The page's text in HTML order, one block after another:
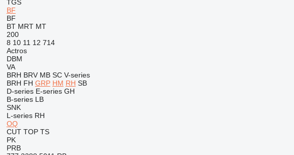
TGS
BF
BF
BT MRT MT
200
8 10 11 12 714
Actros
DBM
VA
BRH BRV MB SC V-series
BRH FH GRP HM RH SB
D-series E-series GH
B-series LB
SNK
L-series RH
OQ
CUT TOP TS
PK
PRB